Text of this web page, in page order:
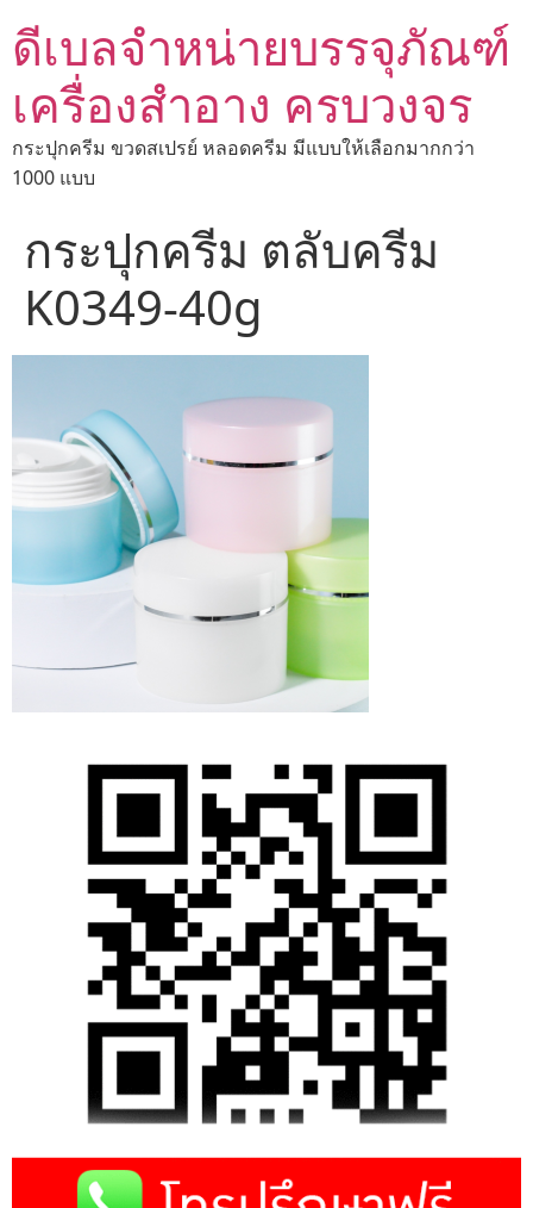
ดีเบลจำหน่ายบรรจุภัณฑ์
เครื่องสำอาง ครบวงจร
กระปุกครีม ขวดสเปรย์ หลอดครีม มีแบบให้เลือกมากกว่า
1000 แบบ
กระปุกครีม ตลับครีม
K0349-40g